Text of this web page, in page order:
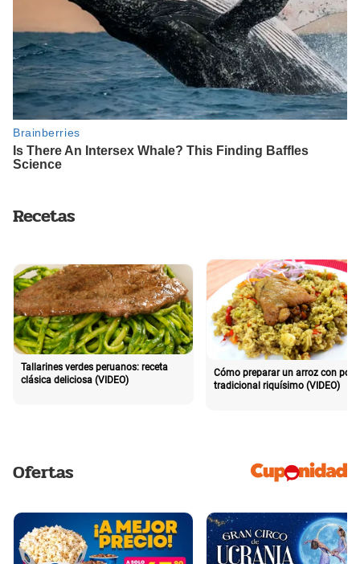
Recetas
Tallarines verdes peruanos: receta
clásica deliciosa (VIDEO)
Cómo preparar un arroz con pollo
tradicional riquísimo (VIDEO)
Ofertas